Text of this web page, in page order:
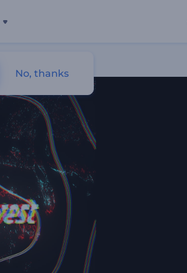
No, thanks